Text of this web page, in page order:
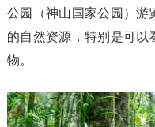
公园（神山国家公园）游
的自然资源，特别是可以
物。